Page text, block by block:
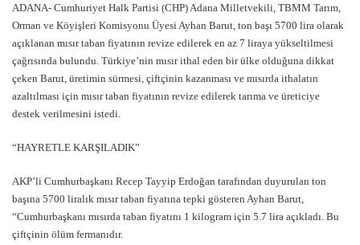
ADANA- Cumhuriyet Halk Partisi (CHP) Adana Milletvekili, TBMM Tarım,
Orman ve Köyişleri Komisyonu Üyesi Ayhan Barut, ton başı 5700 lira olarak
açıklanan mısır taban fiyatının revize edilerek en az 7 liraya yükseltilmesi
çağrısında bulundu. Türkiye’nin mısır ithal eden bir ülke olduğuna dikkat
çeken Barut, üretimin sürmesi, çiftçinin kazanması ve mısırda ithalatın
azaltılması için mısır taban fiyatının revize edilerek tarıma ve üreticiye
destek verilmesini istedi.
“HAYRETLE KARŞILADIK”
AKP’li Cumhurbaşkanı Recep Tayyip Erdoğan tarafından duyurulan ton
başına 5700 liralık mısır taban fiyatına tepki gösteren Ayhan Barut,
“Cumhurbaşkanı mısırda taban fiyatını 1 kilogram için 5.7 lira açıkladı. Bu
çiftçinin ölüm fermanıdır.